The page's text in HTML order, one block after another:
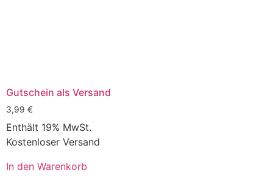
Gutschein als Versand
3,99 €
Enthält 19% MwSt.
Kostenloser Versand
In den Warenkorb